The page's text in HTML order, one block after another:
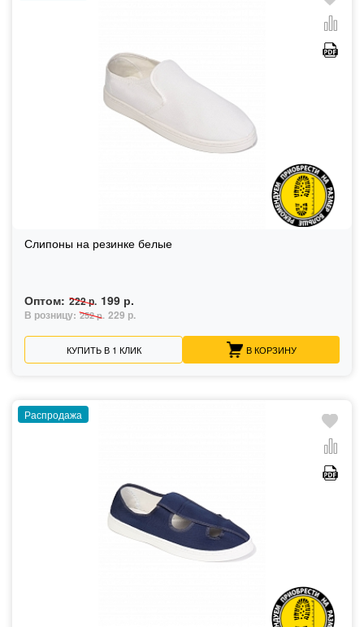
Слипоны на резинке белые
Оптом: 222 р. 199 р.
В розницу: 252 р. 229 р.
КУПИТЬ В 1 КЛИК В КОРЗИНУ
Распродажа